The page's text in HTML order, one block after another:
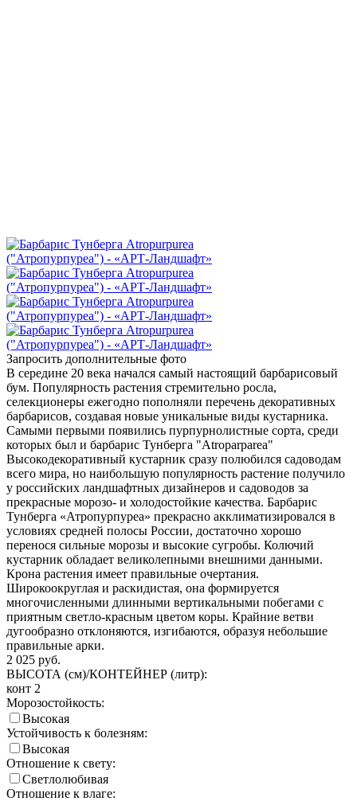
Запросить дополнительные фото
В середине 20 века начался самый настоящий барбарисовый
бум. Популярность растения стремительно росла,
селекционеры ежегодно пополняли перечень декоративных
барбарисов, создавая новые уникальные виды кустарника.
Самыми первыми появились пурпурнолистные сорта, среди
которых был и барбарис Тунберга "Atroparparea"
Высокодекоративный кустарник сразу полюбился садоводам
всего мира, но наибольшую популярность растение получило
у российских ландшафтных дизайнеров и садоводов за
прекрасные морозо- и холодостойкие качества. Барбарис
Тунберга «Атропурпуреа» прекрасно акклиматизировался в
условиях средней полосы России, достаточно хорошо
перенося сильные морозы и высокие сугробы. Колючий
кустарник обладает великолепными внешними данными.
Крона растения имеет правильные очертания.
Широкоокруглая и раскидистая, она формируется
многочисленными длинными вертикальными побегами с
приятным светло-красным цветом коры. Крайние ветви
дугообразно отклоняются, изгибаются, образуя небольшие
правильные арки.
2 025 руб.
ВЫСОТА (см)/КОНТЕЙНЕР (литр):
конт 2
Морозостойкость:
Высокая
Устойчивость к болезням:
Высокая
Отношение к свету:
Светлолюбивая
Отношение к влаге: